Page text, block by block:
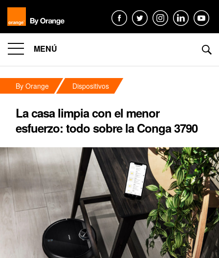
MENÚ
By Orange Dispositivos
La casa limpia con el menor
esfuerzo: todo sobre la Conga 3790